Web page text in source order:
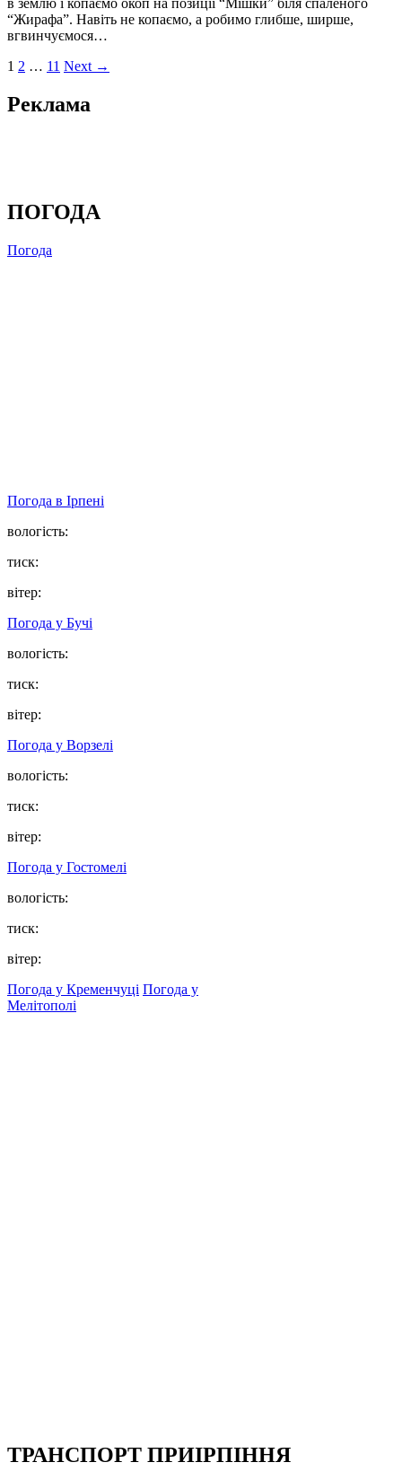
“Жирафа”. Навіть не копаємо, а робимо глибше, ширше,
вгвинчуємося…
1 2 … 11 Next →
Реклама
ПОГОДА
Погода
Погода в Ірпені
вологість:
тиск:
вітер:
Погода у Бучі
вологість:
тиск:
вітер:
Погода у Ворзелі
вологість:
тиск:
вітер:
Погода у Гостомелі
вологість:
тиск:
вітер:
Погода у Кременчуці Погода у
Мелітополі
ТРАНСПОРТ ПРИІРПІННЯ